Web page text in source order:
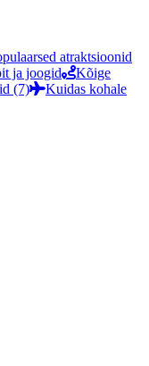
atraktsioonid
ja joogid
Kõige
(7)
Kuidas kohale